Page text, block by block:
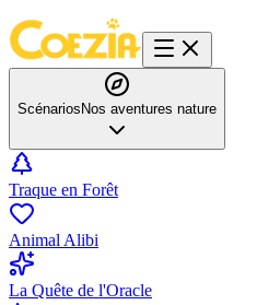
Scénarios Nos aventures nature
Traque en Forêt
Animal Alibi
La Quête de l'Oracle